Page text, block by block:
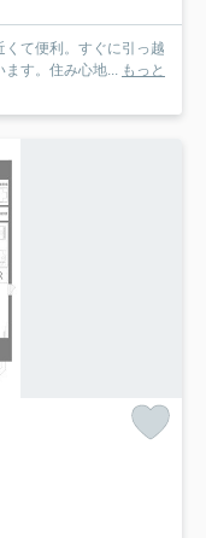
て便利。すぐに引っ越
ます。住み心地... もっと